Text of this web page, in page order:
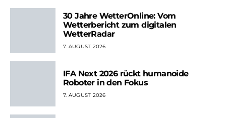
30 Jahre WetterOnline: Vom
Wetterbericht zum digitalen
WetterRadar
7. AUGUST 2026
IFA Next 2026 rückt humanoide
Roboter in den Fokus
7. AUGUST 2026